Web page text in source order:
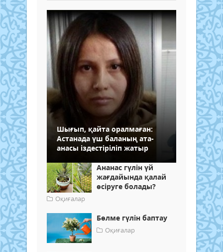
Шығып, қайта оралмаған:
Астанада үш баланың ата-
анасы іздестіріліп жатыр
Ананас гүлін үй
жағдайында қалай
өсіруге болады?
Оқиғалар
Бөлме гүлін баптау
Оқиғалар